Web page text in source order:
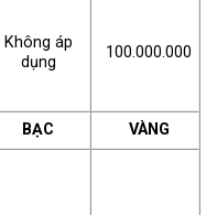
Không áp
dụng
100.000.000
BẠC
VÀNG